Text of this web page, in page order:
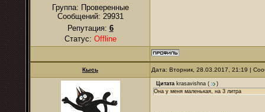
Группа: Проверенные
Сообщений: 29931
Репутация: 6
Статус: Offline
Кысь Дата: Вторник, 28.03.2017, 21:19 |
Цитата krasavishna (
)
Она у меня маленькая, на 3 литра